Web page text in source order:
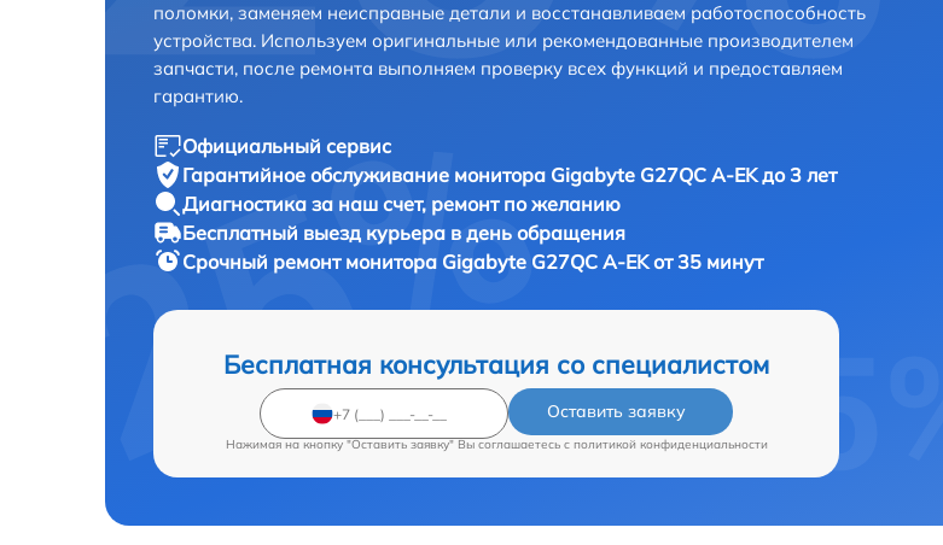
поломки, заменяем неисправные детали и восстанавливаем работоспособность
устройства. Используем оригинальные или рекомендованные производителем
запчасти, после ремонта выполняем проверку всех функций и предоставляем
гарантию.
Официальный сервис
Гарантийное обслуживание монитора Gigabyte G27QC A-EK до 3 лет
Диагностика за наш счет, ремонт по желанию
Бесплатный выезд курьера в день обращения
Срочный ремонт монитора Gigabyte G27QC A-EK от 35 минут
Бесплатная консультация со специалистом
Оставить заявку
Нажимая на кнопку "Оставить заявку" Вы соглашаетесь c политикой конфиденциальности